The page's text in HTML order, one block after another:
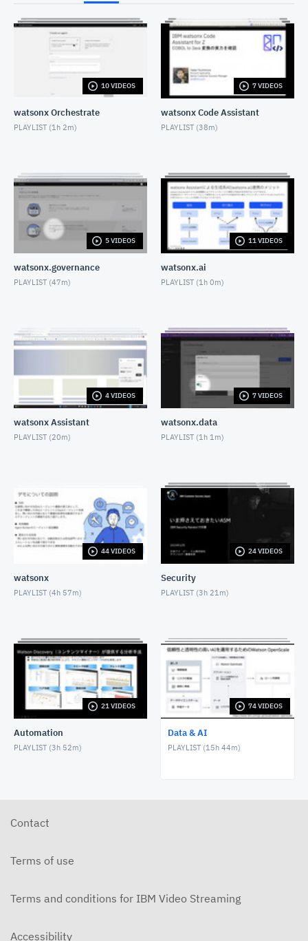
10Mbps
OCTOBER 14, 2021
WatsonStudioで簡単機械学習１（準備編）-2K
CP4D「Watson Knowledge Catalog」を利用したエ
ンタープライズ・データガバナンス (動画1：イントロ
ダクション〜ログイン/カタログの作成)
NOVEMBER 10, 2021
CP4D「Watson Knowledge Catalog」を利用したエ
ンタープライズ・データガバナンス (動画3：ガバナン
NOVEMBER 10, 2021
CP4D「Watson Knowledge Catalog」を利用したエ
ンタープライズ・データガバナンス (動画4：カタログ
の共有)
NOVEMBER 10, 2021
CP4D「Watson Knowledge Catalog」を利用したエ
ンタープライズ・データガバナンス (動画6：データの
探索)
NOVEMBER 10, 2021
CP4D 分析ダッシュボードのご紹介
使ってみよう Watson Text to Speech
NOVEMBER 26, 2021
CP4DをCLIで操作してみよう
Watson Discoveryを使ったお客様の声分析
DECEMBER 16, 2021
IBM Cloud + SPSS Modeler Flow でデータ分析をや
ってみよう！
チャットボットでDB2のマニュアルを検索してみた
Watson Queryでデータ仮想化してみよう part 2
10 VIDEOS
watsonx Orchestrate
PLAYLIST (1h 2m)
7 VIDEOS
watsonx Code Assistant
PLAYLIST (38m)
5 VIDEOS
watsonx.governance
PLAYLIST (47m)
11 VIDEOS
watsonx.ai
PLAYLIST (1h 0m)
4 VIDEOS
watsonx Assistant
PLAYLIST (20m)
7 VIDEOS
watsonx.data
PLAYLIST (1h 1m)
44 VIDEOS
watsonx
PLAYLIST (4h 57m)
24 VIDEOS
Security
PLAYLIST (3h 21m)
21 VIDEOS
Automation
PLAYLIST (3h 52m)
74 VIDEOS
Data & AI
PLAYLIST (15h 44m)
Contact
Terms of use
Terms and conditions for IBM Video Streaming
Accessibility